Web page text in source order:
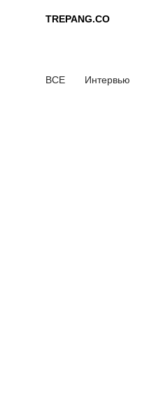
TREPANG.CO
TREPANG.CO
ВСЕ Интервью